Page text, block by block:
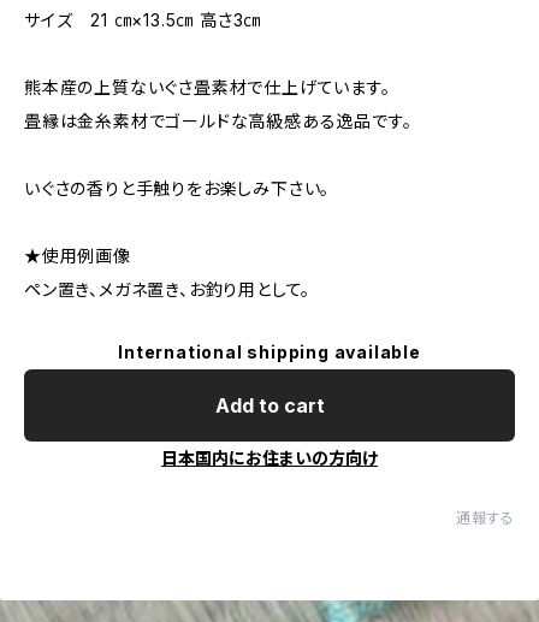
サイズ 21 ㎝×13.5㎝ 高さ3㎝
熊本産の上質ないぐさ畳素材で仕上げています。
畳縁は金糸素材でゴールドな高級感ある逸品です。
いぐさの香りと手触りをお楽しみ下さい。
★使用例画像
ペン置き、メガネ置き、お釣り用として。
International shipping available
Add to cart
日本国内にお住まいの方向け
通報する